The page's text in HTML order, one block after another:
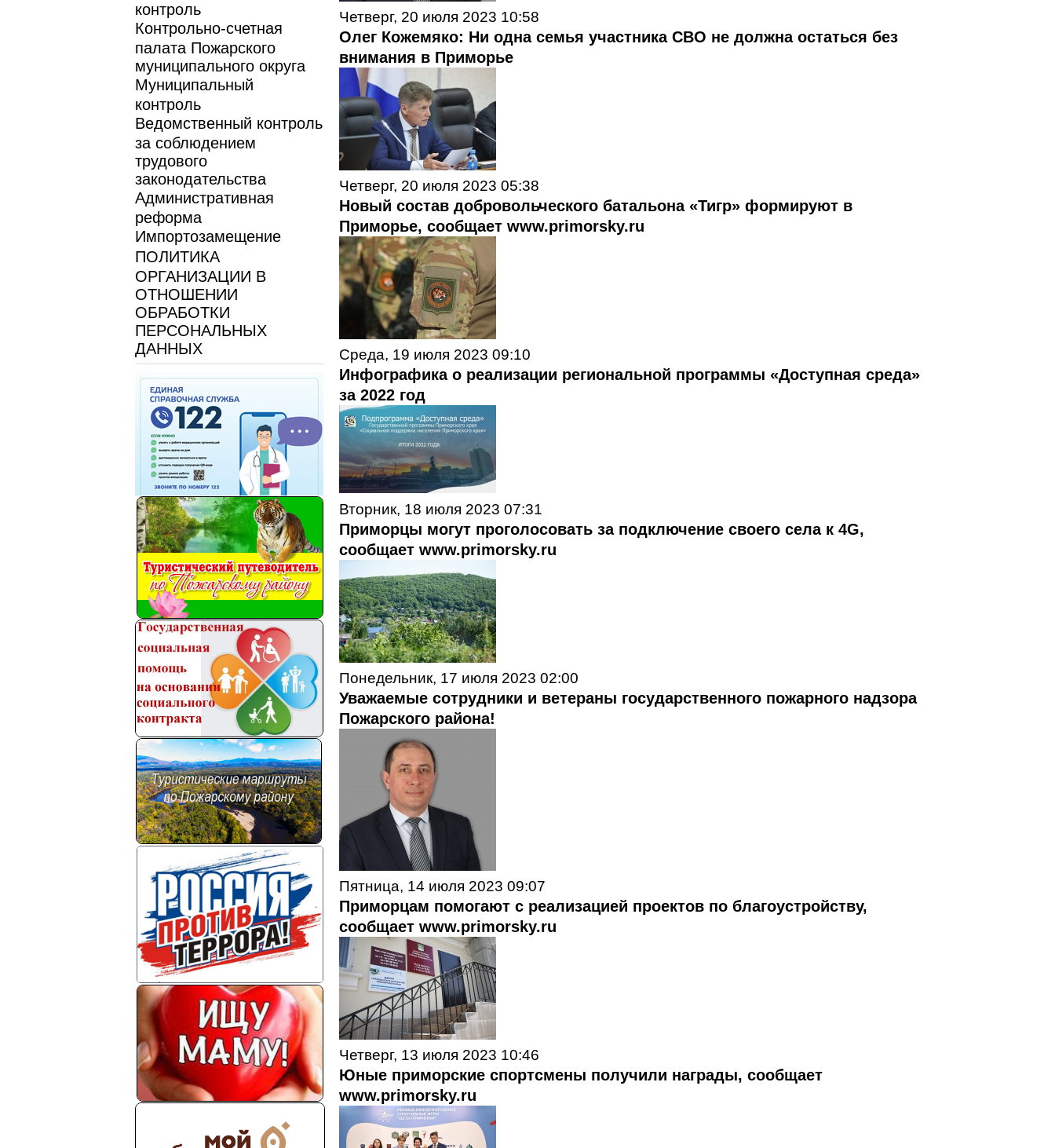
контроль
Контрольно-счетная
палата Пожарского
муниципального округа
Муниципальный
контроль
Ведомственный контроль
за соблюдением
трудового
законодательства
Административная
реформа
Импортозамещение
ПОЛИТИКА
ОРГАНИЗАЦИИ В
ОТНОШЕНИИ
ОБРАБОТКИ
ПЕРСОНАЛЬНЫХ
ДАННЫХ
Четверг, 20 июля 2023 10:58
Олег Кожемяко: Ни одна семья участника СВО не должна остаться без
внимания в Приморье
Четверг, 20 июля 2023 05:38
Новый состав добровольческого батальона «Тигр» формируют в
Приморье, сообщает www.primorsky.ru
Среда, 19 июля 2023 09:10
Инфографика о реализации региональной программы «Доступная среда»
за 2022 год
Вторник, 18 июля 2023 07:31
Приморцы могут проголосовать за подключение своего села к 4G,
сообщает www.primorsky.ru
Понедельник, 17 июля 2023 02:00
Уважаемые сотрудники и ветераны государственного пожарного надзора
Пожарского района!
Пятница, 14 июля 2023 09:07
Приморцам помогают с реализацией проектов по благоустройству,
сообщает www.primorsky.ru
Четверг, 13 июля 2023 10:46
Юные приморские спортсмены получили награды, сообщает
www.primorsky.ru